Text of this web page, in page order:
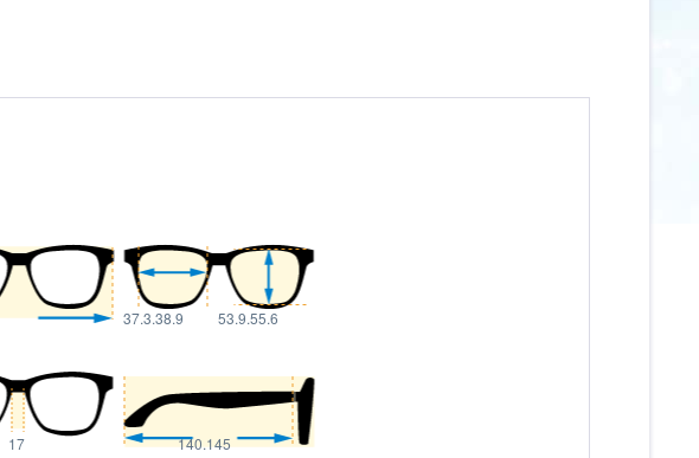
37.3.38.9 53.9.55.6
17 140.145